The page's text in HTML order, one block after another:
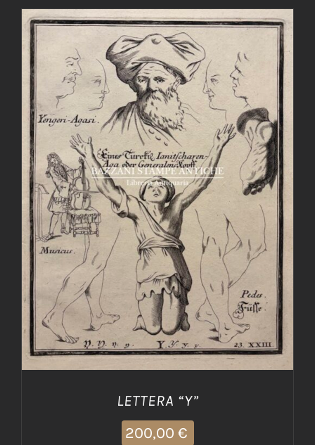
AGGIUNGI AL CARRELLO / DETTAGLI
LETTERA “Y”
200,00 €